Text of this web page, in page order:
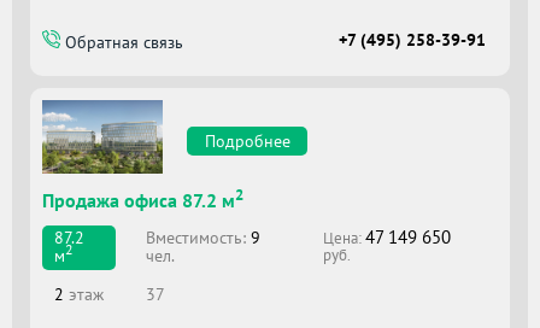
Обратная связь +7 (495) 258-39-91
Подробнее
Продажа офиса 87.2 м2
87.2
м2
Вместимоcть: 9
чел.
Цена:47 149 650
руб.
2 этаж 37